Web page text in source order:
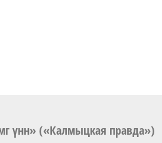
үнн» («Калмыцкая правда»)